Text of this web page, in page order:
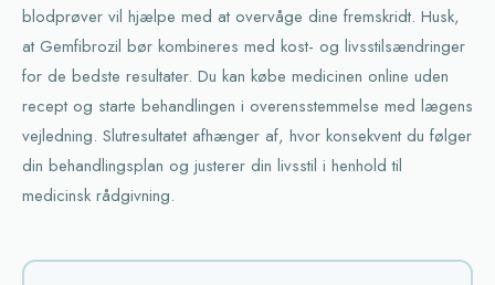
blodprøver vil hjælpe med at overvåge dine fremskridt. Husk,
at Gemfibrozil bør kombineres med kost- og livsstilsændringer
for de bedste resultater. Du kan købe medicinen online uden
recept og starte behandlingen i overensstemmelse med lægens
vejledning. Slutresultatet afhænger af, hvor konsekvent du følger
din behandlingsplan og justerer din livsstil i henhold til
medicinsk rådgivning.